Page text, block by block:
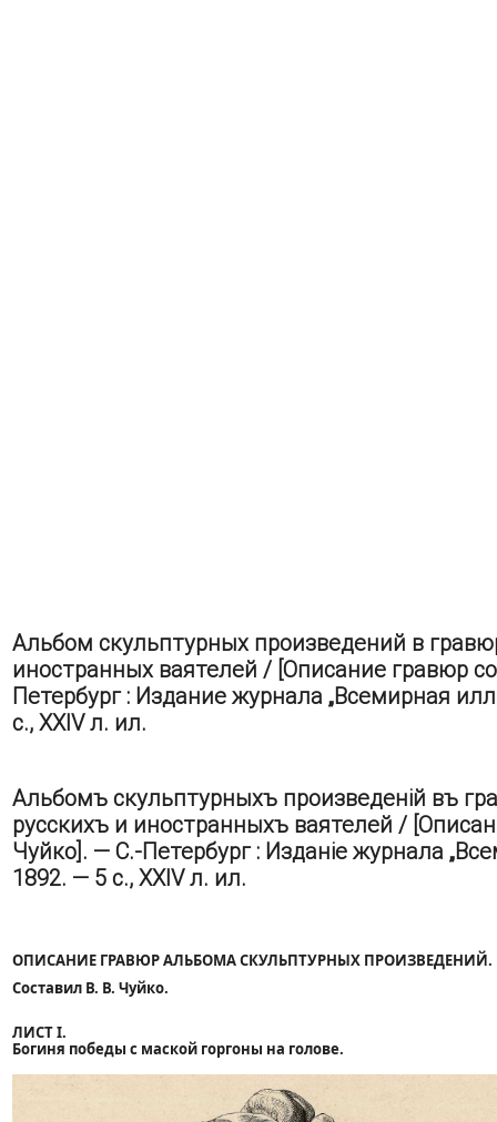
Альбом скульптурных произведений в
иностранных ваятелей / [Описание гравюр
Петербург : Издание журнала „Всемирная
с., XXIV л. ил.
Альбомъ скульптурныхъ произведеній въ
русскихъ и иностранныхъ ваятелей /
Чуйко]. — С.-Петербург : Изданіе журнала
1892. — 5 с., XXIV л. ил.
ОПИСАНИЕ ГРАВЮР АЛЬБОМА СКУЛЬПТУРНЫХ ПРОИЗВЕДЕНИЙ.
Составил В. В. Чуйко.
ЛИСТ I.
Богиня победы с маской горгоны на голове.